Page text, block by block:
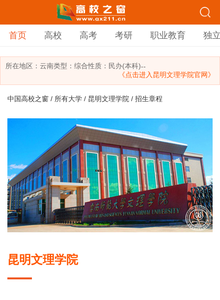
首页 高校 高考 考研 职业教育 独
所在地区： 云南类型： 综合性质：民办(本科)--
《点击进入昆明文理学院官网》
中国高校之窗 / 所有大学 / 昆明文理学院 / 招生章程
昆明文理学院